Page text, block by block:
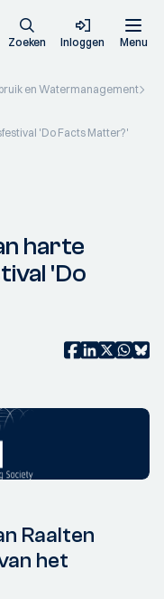
Zoeken Inloggen Menu
en Watermanagement
'Do Facts Matter?'
harte
'Do
Raalten
het